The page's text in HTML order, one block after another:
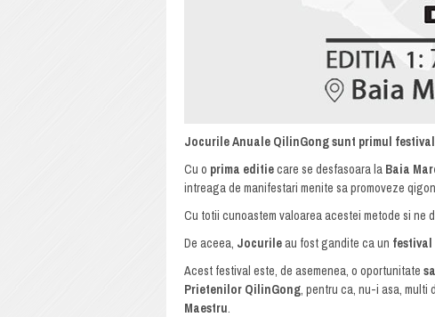
Jocurile Anuale QilinGong sunt primul
Cu o prima editiecare se desfasoara la Baia
intreaga de manifestari menite sa promoveze
Cu totii cunoastem valoarea acestei metode si ne
De aceea, Jocurileau fost gandite ca un
Acest festival este, de asemenea, o oportunitate
Prietenilor QilinGong, pentru ca, nu-i asa, multi
Maestru.